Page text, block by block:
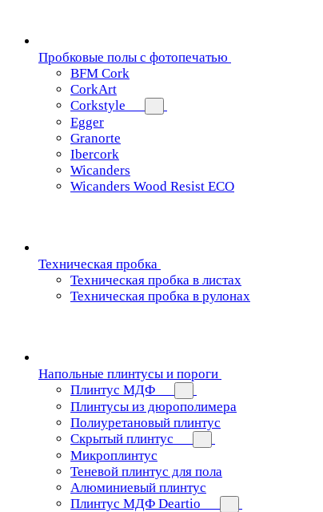
Пробковые полы с фотопечатью
BFM Cork
CorkArt
Corkstyle
Egger
Granorte
Ibercork
Wicanders
Wicanders Wood Resist ECO
Техническая пробка
Техническая пробка в листах
Техническая пробка в рулонах
Напольные плинтусы и пороги
Плинтус МДФ
Плинтусы из дюрополимера
Полиуретановый плинтус
Скрытый плинтус
Микроплинтус
Теневой плинтус для пола
Алюминиевый плинтус
Плинтус МДФ Deartio